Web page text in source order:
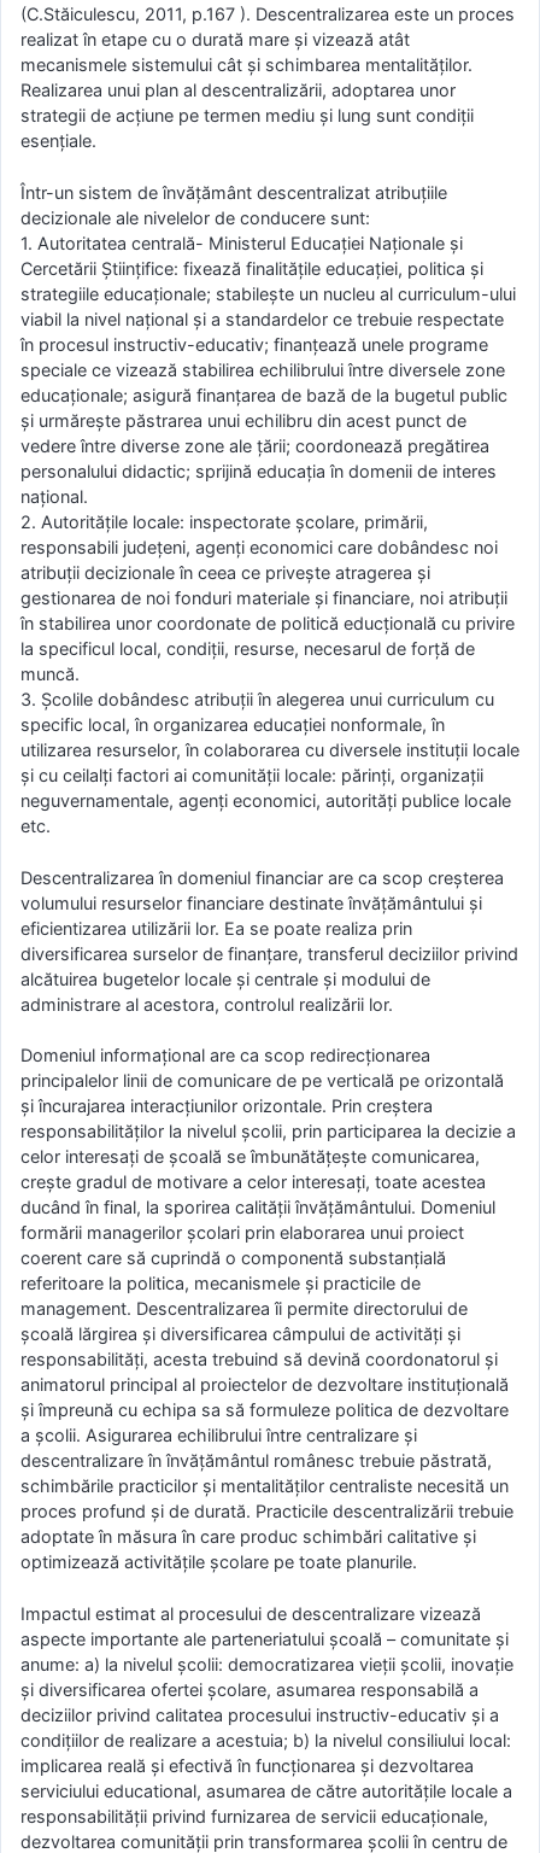
(C.Stăiculescu, 2011, p.167 ). Descentralizarea este un proces
realizat în etape cu o durată mare şi vizează atât
mecanismele sistemului cât şi schimbarea mentalităţilor.
Realizarea unui plan al descentralizării, adoptarea unor
strategii de acţiune pe termen mediu şi lung sunt condiţii
esenţiale.
Într-un sistem de învăţământ descentralizat atribuţiile
decizionale ale nivelelor de conducere sunt:
1. Autoritatea centrală- Ministerul Educaţiei Naționale şi
Cercetării Științifice: fixează finalităţile educaţiei, politica şi
strategiile educaţionale; stabileşte un nucleu al curriculum-ului
viabil la nivel naţional şi a standardelor ce trebuie respectate
în procesul instructiv-educativ; finanţează unele programe
speciale ce vizează stabilirea echilibrului între diversele zone
educaţionale; asigură finanţarea de bază de la bugetul public
şi urmăreşte păstrarea unui echilibru din acest punct de
vedere între diverse zone ale ţării; coordonează pregătirea
personalului didactic; sprijină educaţia în domenii de interes
naţional.
2. Autorităţile locale: inspectorate şcolare, primării,
responsabili judeţeni, agenţi economici care dobândesc noi
atribuţii decizionale în ceea ce priveşte atragerea şi
gestionarea de noi fonduri materiale şi financiare, noi atribuţii
în stabilirea unor coordonate de politică educţională cu privire
la specificul local, condiţii, resurse, necesarul de forţă de
muncă.
3. Şcolile dobândesc atribuţii în alegerea unui curriculum cu
specific local, în organizarea educaţiei nonformale, în
utilizarea resurselor, în colaborarea cu diversele instituţii locale
şi cu ceilalţi factori ai comunităţii locale: părinţi, organizaţii
neguvernamentale, agenţi economici, autorităţi publice locale
etc.
Descentralizarea în domeniul financiar are ca scop creşterea
volumului resurselor financiare destinate învăţământului şi
eficientizarea utilizării lor. Ea se poate realiza prin
diversificarea surselor de finanţare, transferul deciziilor privind
alcătuirea bugetelor locale şi centrale şi modului de
administrare al acestora, controlul realizării lor.
Domeniul informaţional are ca scop redirecţionarea
principalelor linii de comunicare de pe verticală pe orizontală
şi încurajarea interacţiunilor orizontale. Prin creştera
responsabilităţilor la nivelul şcolii, prin participarea la decizie a
celor interesaţi de şcoală se îmbunătăţeşte comunicarea,
creşte gradul de motivare a celor interesaţi, toate acestea
ducând în final, la sporirea calităţii învăţământului. Domeniul
formării managerilor şcolari prin elaborarea unui proiect
coerent care să cuprindă o componentă substanţială
referitoare la politica, mecanismele şi practicile de
management. Descentralizarea îi permite directorului de
şcoală lărgirea şi diversificarea câmpului de activităţi şi
responsabilităţi, acesta trebuind să devină coordonatorul şi
animatorul principal al proiectelor de dezvoltare instituţională
şi împreună cu echipa sa să formuleze politica de dezvoltare
a şcolii. Asigurarea echilibrului între centralizare şi
descentralizare în învăţământul românesc trebuie păstrată,
schimbările practicilor şi mentalităţilor centraliste necesită un
proces profund şi de durată. Practicile descentralizării trebuie
adoptate în măsura în care produc schimbări calitative şi
optimizează activităţile şcolare pe toate planurile.
Impactul estimat al procesului de descentralizare vizează
aspecte importante ale parteneriatului şcoală – comunitate şi
anume: a) la nivelul şcolii: democratizarea vieţii şcolii, inovaţie
şi diversificarea ofertei şcolare, asumarea responsabilă a
deciziilor privind calitatea procesului instructiv-educativ şi a
condiţiilor de realizare a acestuia; b) la nivelul consiliului local:
implicarea reală şi efectivă în funcţionarea şi dezvoltarea
serviciului educational, asumarea de către autorităţile locale a
responsabilităţii privind furnizarea de servicii educaţionale,
dezvoltarea comunităţii prin transformarea şcolii în centru de